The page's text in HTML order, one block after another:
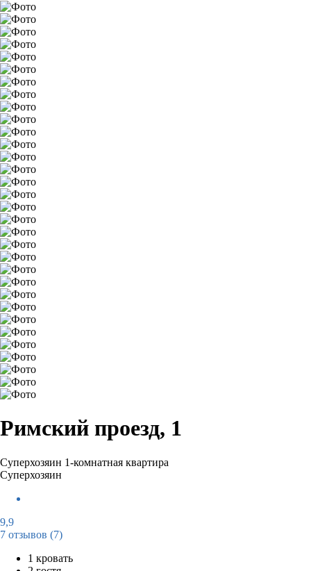
Римский проезд, 1
Суперхозяин 1-комнатная квартира
Суперхозяин
9,9
7 отзывов (7)
1 кровать